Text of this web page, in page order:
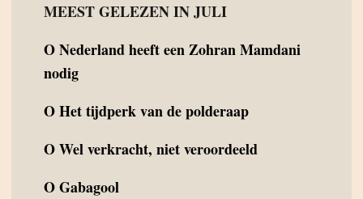
MEEST GELEZEN IN JULI
ONederland heeft een Zohran Mamdani
nodig
OHet tijdperk van de polderaap
OWel verkracht, niet veroordeeld
OGabagool